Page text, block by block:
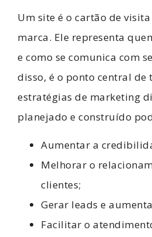
Um site é o cartão de
marca. Ele representa
e como se comunica com
disso, é o ponto central de
estratégias de marketing
planejado e construído
Aumentar a
Melhorar o
clientes;
Gerar leads e
Facilitar o